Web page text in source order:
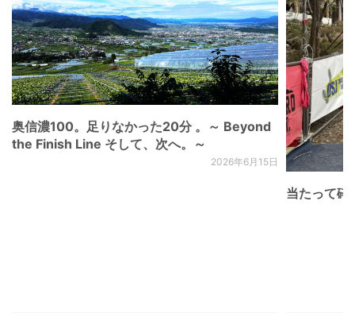
奥信濃100。足りなかった20分 。～ Beyond
the Finish Line そして、次へ。～
2026年6月15日
当たって砕